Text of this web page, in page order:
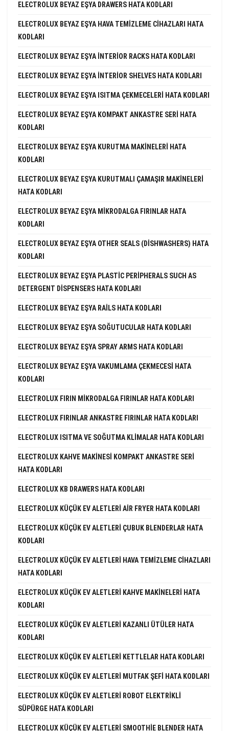
ELECTROLUX BEYAZ EŞYA DRAWERS HATA KODLARI
ELECTROLUX BEYAZ EŞYA HAVA TEMIZLEME CIHAZLARI HATA
KODLARI
ELECTROLUX BEYAZ EŞYA INTERIOR RACKS HATA KODLARI
ELECTROLUX BEYAZ EŞYA INTERIOR SHELVES HATA KODLARI
ELECTROLUX BEYAZ EŞYA ISITMA ÇEKMECELERI HATA KODLARI
ELECTROLUX BEYAZ EŞYA KOMPAKT ANKASTRE SERI HATA
KODLARI
ELECTROLUX BEYAZ EŞYA KURUTMA MAKINELERI HATA
KODLARI
ELECTROLUX BEYAZ EŞYA KURUTMALI ÇAMAŞIR MAKINELERI
HATA KODLARI
ELECTROLUX BEYAZ EŞYA MIKRODALGA FIRINLAR HATA
KODLARI
ELECTROLUX BEYAZ EŞYA OTHER SEALS (DISHWASHERS) HATA
KODLARI
ELECTROLUX BEYAZ EŞYA PLASTIC PERIPHERALS SUCH AS
DETERGENT DISPENSERS HATA KODLARI
ELECTROLUX BEYAZ EŞYA RAILS HATA KODLARI
ELECTROLUX BEYAZ EŞYA SOĞUTUCULAR HATA KODLARI
ELECTROLUX BEYAZ EŞYA SPRAY ARMS HATA KODLARI
ELECTROLUX BEYAZ EŞYA VAKUMLAMA ÇEKMECESI HATA
KODLARI
ELECTROLUX FIRIN MIKRODALGA FIRINLAR HATA KODLARI
ELECTROLUX FIRINLAR ANKASTRE FIRINLAR HATA KODLARI
ELECTROLUX ISITMA VE SOĞUTMA KLIMALAR HATA KODLARI
ELECTROLUX KAHVE MAKINESI KOMPAKT ANKASTRE SERI
HATA KODLARI
ELECTROLUX KB DRAWERS HATA KODLARI
ELECTROLUX KÜÇÜK EV ALETLERI AIR FRYER HATA KODLARI
ELECTROLUX KÜÇÜK EV ALETLERI ÇUBUK BLENDERLAR HATA
KODLARI
ELECTROLUX KÜÇÜK EV ALETLERI HAVA TEMIZLEME CIHAZLARI
HATA KODLARI
ELECTROLUX KÜÇÜK EV ALETLERI KAHVE MAKINELERI HATA
KODLARI
ELECTROLUX KÜÇÜK EV ALETLERI KAZANLI ÜTÜLER HATA
KODLARI
ELECTROLUX KÜÇÜK EV ALETLERI KETTLELAR HATA KODLARI
ELECTROLUX KÜÇÜK EV ALETLERI MUTFAK ŞEFI HATA KODLARI
ELECTROLUX KÜÇÜK EV ALETLERI ROBOT ELEKTRIKLI
SÜPÜRGE HATA KODLARI
ELECTROLUX KÜÇÜK EV ALETLERI SMOOTHIE BLENDER HATA